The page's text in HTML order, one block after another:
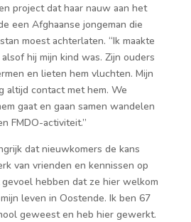
project dat haar nauw aan het
een Afghaanse jongeman die
moest achterlaten. “Ik maakte
hij mijn kind was. Zijn ouders
en lieten hem vluchten. Mijn
altijd contact met hem. We
gaat en gaan samen wandelen
FMDO-activiteit.”
dat nieuwkomers de kans
van vrienden en kennissen op
hebben dat ze hier welkom
leven in Oostende. Ik ben 67
geweest en heb hier gewerkt.